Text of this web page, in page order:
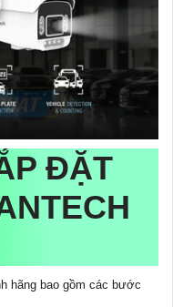
ĐẶT
hãng bao gồm các bước